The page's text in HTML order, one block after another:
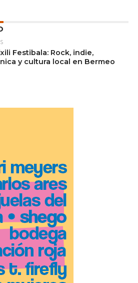
Festibala: Rock, indie,
y cultura local en Bermeo